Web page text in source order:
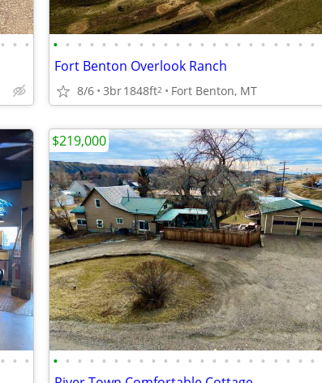
• • • • • • • • • • • • • • • • • • • • • • • • •
Fort Benton Overlook Ranch
8/6 3br1848ft2 Fort Benton, MT
• • • • • • • • • • • • • • • • • • • • • • • • •
$219,000